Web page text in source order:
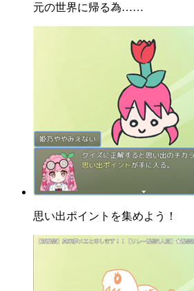
元の世界に帰る為……
思い出ポイントを集めよう！